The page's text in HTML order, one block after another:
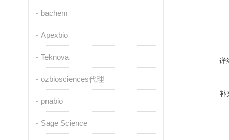
bachem
Apexbio
Teknova
ozbiosciences代理
pnabio
Sage Science
详
补